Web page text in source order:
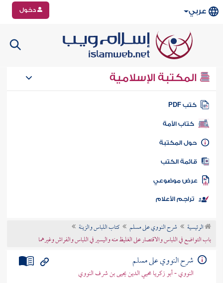
عربي دخول
المكتبة الإسلامية
كتب PDF
كتاب الأمة
المكتبة
الكتب
موضوعي
تراجم الأعلام
الرئيسية شرح النووي على مسلم
كتاب اللباس والزينة
باب التواضع في اللباس والاقتصار على الغليظ منه واليسير في اللباس والفراش وغيرهما
شرح النووي على مسلم
النووي - أبو زكريا محيي الدين يحيى بن شرف النووي